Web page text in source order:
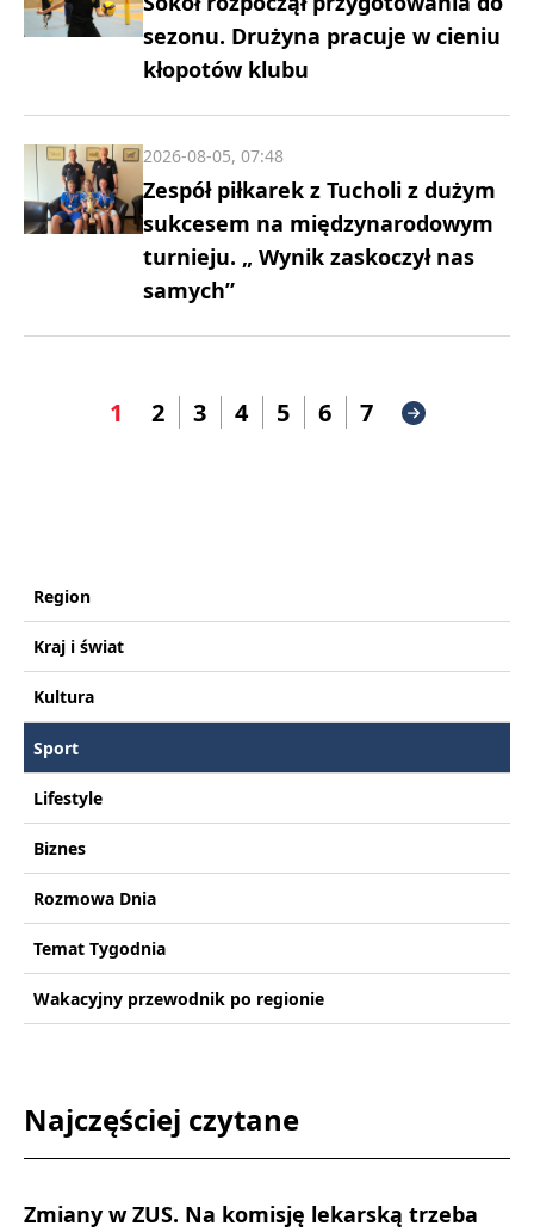
sezonu. Drużyna pracuje w cieniu
kłopotów klubu
Zespół piłkarek z Tucholi z dużym
sukcesem na międzynarodowym
turnieju. „ Wynik zaskoczył nas
samych”
2026-08-05, 07:48
1 2 3 4 5 6 7
Region
Kraj i świat
Kultura
Sport
Lifestyle
Biznes
Rozmowa Dnia
Temat Tygodnia
Wakacyjny przewodnik po regionie
Najczęściej czytane
Zmiany w ZUS. Na komisję lekarską trzeba